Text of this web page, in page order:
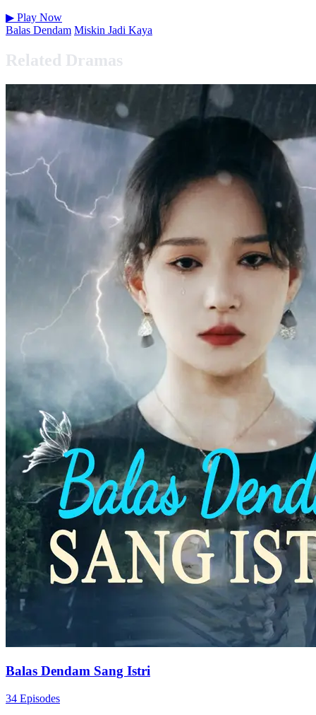
▶ Play Now
Balas Dendam Miskin Jadi Kaya
Related Dramas
Balas Dendam Sang Istri
34 Episodes